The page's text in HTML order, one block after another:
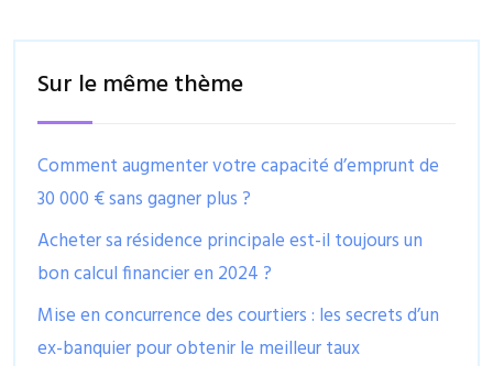
Sur le même thème
Comment augmenter votre capacité d’emprunt de
30 000 € sans gagner plus ?
Acheter sa résidence principale est-il toujours un
bon calcul financier en 2024 ?
Mise en concurrence des courtiers : les secrets d’un
ex-banquier pour obtenir le meilleur taux